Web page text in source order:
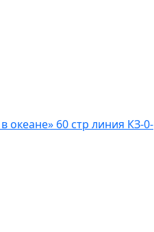
океане» 60 стр линия КЗ-0-